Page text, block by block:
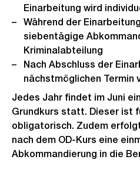
Einarbeitung wird
Während der
siebentägige
Kriminalabteilung
Nach Abschluss der
nächstmöglichen Termin
Jedes Jahr findet im Juni
Grundkurs statt. Dieser ist
obligatorisch. Zudem
nach dem OD-Kurs eine
Abkommandierung in die